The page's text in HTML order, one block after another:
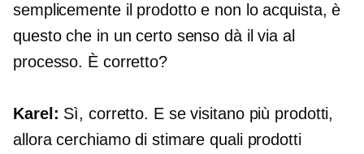
semplicemente il prodotto e non lo acquista, è
questo che in un certo senso dà il via al
processo. È corretto?
Karel: Sì, corretto. E se visitano più prodotti,
allora cerchiamo di stimare quali prodotti